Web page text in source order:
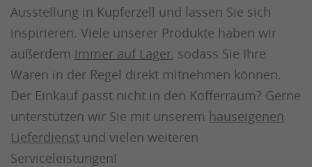
Ausstellung in Kupferzell und lassen Sie sich
inspirieren. Viele unserer Produkte haben wir
außerdem immer auf Lager, sodass Sie Ihre
Waren in der Regel direkt mitnehmen können.
Der Einkauf passt nicht in den Kofferraum? Gerne
unterstützen wir Sie mit unserem hauseigenen
Lieferdienst und vielen weiteren
Serviceleistungen!